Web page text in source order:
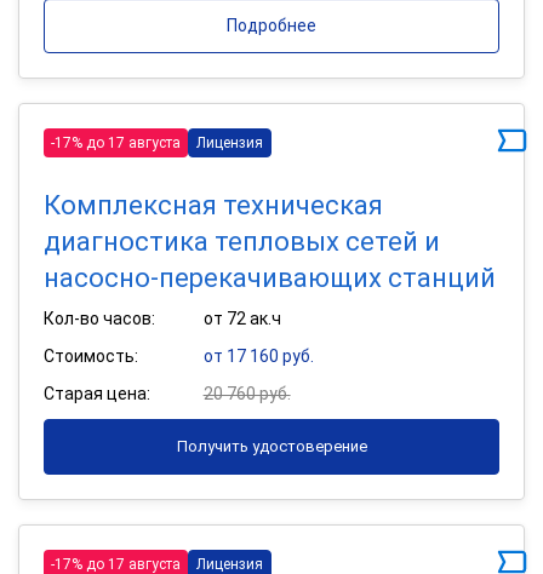
Подробнее
-17% до 17 августа Лицензия
Комплексная техническая
диагностика тепловых сетей и
насосно-перекачивающих станций
Кол-во часов:
от 72 ак.ч
Стоимость:
от 17 160 руб.
Старая цена:
20 760 руб.
Получить удостоверение
-17% до 17 августа Лицензия